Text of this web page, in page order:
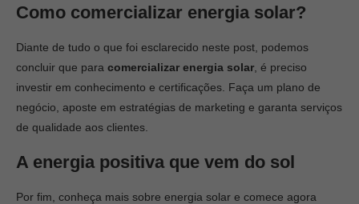
Como comercializar energia solar?
Diante de tudo o que foi esclarecido neste post, podemos
concluir que para comercializar energia solar , é preciso
investir em conhecimento e certificações. Faça um plano de
negócio, aposte em estratégias de marketing e garanta serviços
de qualidade aos clientes.
A energia positiva que vem do sol
Por fim, conheça mais sobre energia solar e comece agora